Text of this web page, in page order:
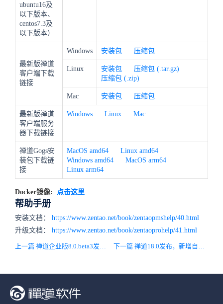
ubuntu16及
以下版本、
centos7.3及
以下版本）
最新版禅道
客户端下载
链接
Windows 安装包 压缩包
Linux 安装包
压缩包 (.tar.gz)
压缩包 (.zip)
Mac 安装包 压缩包
最新版禅道
客户端服务
器下载链接
Windows Linux Mac
禅道Gogs安
装包下载链
接
MacOS amd64
Linux amd64
Windows amd64
MacOS arm64
Linux arm64
Docker镜像: 点击这里
帮助手册
安装文档： https://www.zentao.net/book/zentaopmshelp/40.html
升级文档： https://www.zentao.net/book/zentaoprohelp/41.html
上一篇 禅道企业版8.0.beta3发布，统计模块升级为BI，内置5张宏观管理维度大屏! 下一篇 禅道18.0发布，新增自动化测试方案、使用帮助及DevOps全新IDE风格。